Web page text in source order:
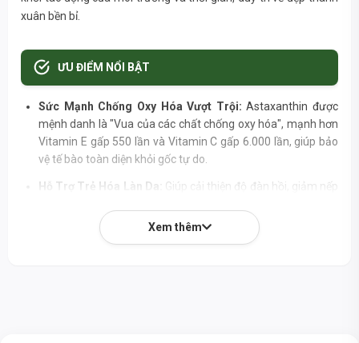
xuân bền bỉ.
ƯU ĐIỂM NỔI BẬT
Sức Mạnh Chống Oxy Hóa Vượt Trội: Astaxanthin được
mệnh danh là "Vua của các chất chống oxy hóa", mạnh hơn
Vitamin E gấp 550 lần và Vitamin C gấp 6.000 lần, giúp bảo
vệ tế bào toàn diện khỏi gốc tự do.
Hỗ Trợ Trẻ Hóa Làn Da:
Giúp cải thiện độ đàn hồi, giảm nếp
Tăng Cường Đề Kháng Toàn Diện:Kích hoạt hệ thống miễn
Xem thêm